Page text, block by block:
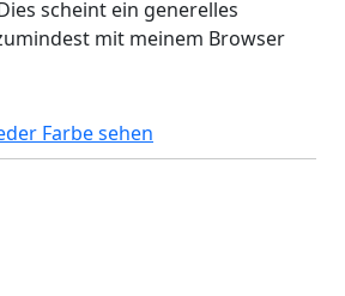
Farbe sehen
scheint ein generelles
mit meinem Browser